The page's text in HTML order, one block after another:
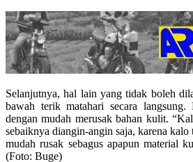
Selanjutnya, hal lain yang tidak boleh
bawah terik matahari secara langsung.
dengan mudah merusak bahan kulit.
sebaiknya diangin-angin saja, karena kalo
mudah rusak sebagus apapun material
(Foto: Buge)